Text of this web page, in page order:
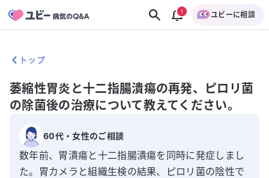
ユビーに相談
トップ
萎縮性胃炎と十二指腸潰瘍の再発、ピロリ菌
の除菌後の治療について教えてください。
60代・女性のご相談
数年前、胃潰瘍と十二指腸潰瘍を同時に発症しまし
た。胃カメラと組織生検の結果、ピロリ菌の陰性で